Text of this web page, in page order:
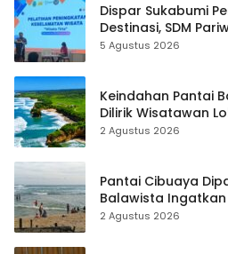
Dispar Sukabumi
Destinasi, SDM
hingga Teknik
5 Agustus 2026
Keindahan Pantai
Dilirik Wisatawan
2 Agustus 2026
Pantai Cibuaya
Balawista
Waspada
2 Agustus 2026